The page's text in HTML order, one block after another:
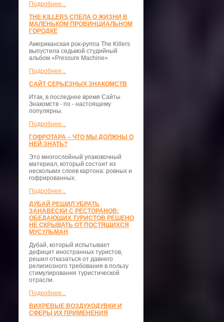
Подробнее...
THE KILLERS СПЕЛА О ЖИЗНИ В
МАЛЕНЬКОМ ПРОВИНЦИАЛЬНОМ
ГОРОДКЕ
Американская рок-руппа The Killers
выпустила седьмой студийный
альбом «Pressure Machine»
Подробнее...
САЙТ СЕРЬЕЗНЫХ ЗНАКОМСТВ
Итак, в последнее время Сайты
Знакомств - по - настоящему
популярны.
Подробнее...
ГОФРОТАРА – ЧТО МЫ ДОЛЖНЫ О
НЕЙ ЗНАТЬ?
Это многослойный упаковочный
материал, который состоит из
нескольких слоев картона: ровных и
гофрированных.
Подробнее...
ДУБАЙ РЕШИЛ УБРАТЬ
ЗАНАВЕСКИ С РЕСТОРАНОВ:
ОБЕДАЮЩИХ ТУРИСТОВ РЕШЕНО
НЕ СКРЫВАТЬ ОТ ПОСТЯЩИХСЯ
МУСУЛЬМАН
Дубай, который испытывает
дефицит иностранных туристов,
решил отказаться от давнего
религиозного требования в пользу
стимулирования туристической
отрасли.
Подробнее...
ВИХРЕВЫЕ ВОЗДУХОДУВКИ И
СФЕРЫ ИХ ПРИМЕНЕНИЯ